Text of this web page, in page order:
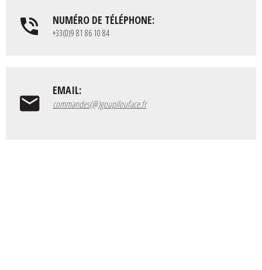
NUMÉRO DE TÉLÉPHONE:
+33(0)9 81 86 10 84
EMAIL:
commandes(@)goupilouface.fr